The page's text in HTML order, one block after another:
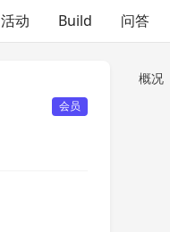
活动 Build 问答
会员
概况